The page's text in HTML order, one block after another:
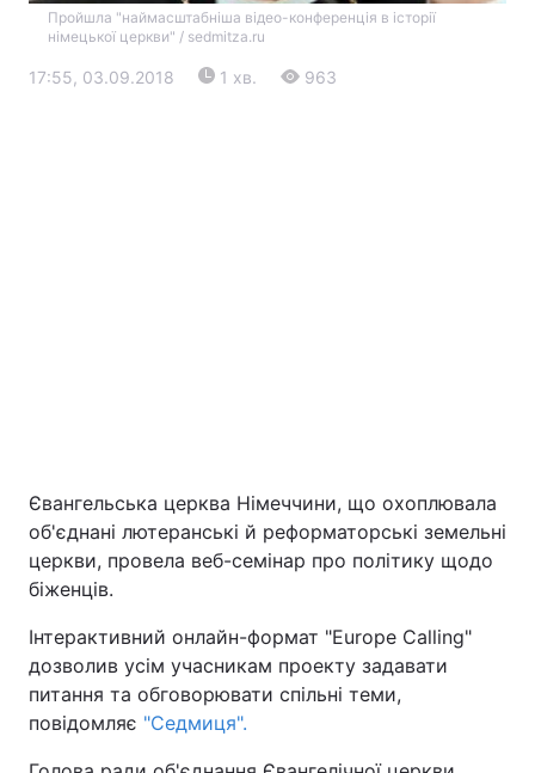
Київ Львів
Дніпро Харків
Одеса
Спорт
Пройшла "наймасштабніша відео-конференція в історії
німецької церкви" / sedmitza.ru
17:55, 03.09.2018 1 хв. 963
Євангельська церква Німеччини, що охоплювала
об'єднані лютеранські й реформаторські земельні
церкви, провела веб-семінар про політику щодо
біженців.
Інтерактивний онлайн-формат "Europe Calling"
дозволив усім учасникам проекту задавати
питання та обговорювати спільні теми,
повідомляє "Седмиця".